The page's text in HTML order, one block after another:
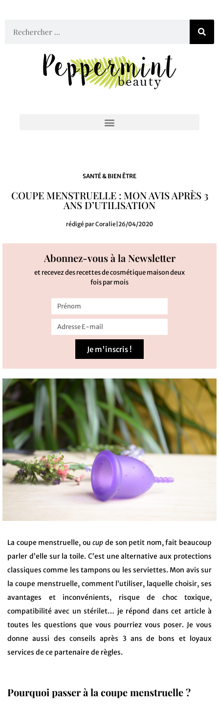
SANTÉ & BIEN ÊTRE
COUPE MENSTRUELLE : MON AVIS APRÈS 3
ANS D’UTILISATION
rédigé parCoralie 26/04/2020
Abonnez-vous à la Newsletter
et recevez des recettes de cosmétique maison deux
fois par mois
Je m'inscris !
La coupe menstruelle, oucup de son petit nom, fait beaucoup
parler d’elle sur la toile. C’est une alternative aux protections
classiques comme les tampons ou les serviettes. Mon avis sur
la coupe menstruelle, comment l’utiliser, laquelle choisir, ses
avantages et inconvénients, risque de choc toxique,
compatibilité avec un stérilet… je répond dans cet article à
toutes les questions que vous pourriez vous poser. Je vous
donne aussi des conseils après 3 ans de bons et loyaux
services de ce partenaire de règles.
Pourquoi passer à la coupe menstruelle ?